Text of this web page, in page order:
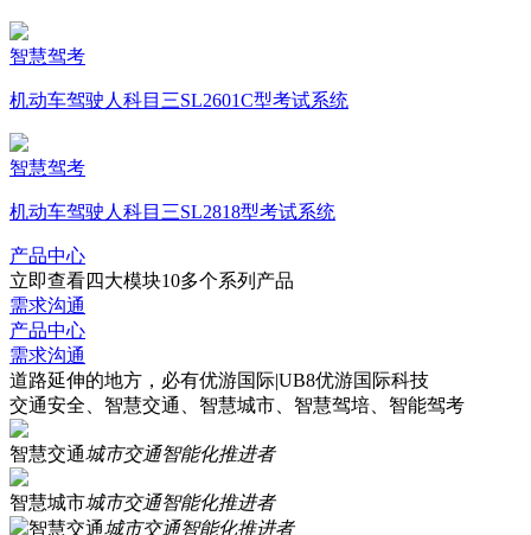
智慧驾考
机动车驾驶人科目三SL2601C型考试系统
智慧驾考
机动车驾驶人科目三SL2818型考试系统
产品中心
立即查看四大模块10多个系列产品
需求沟通
产品中心
需求沟通
道路延伸的地方，必有优游国际|UB8优游国际科技
交通安全、智慧交通、智慧城市、智慧驾培、智能驾考
智慧交通城市交通智能化推进者
智慧城市城市交通智能化推进者
智慧交通城市交通智能化推进者